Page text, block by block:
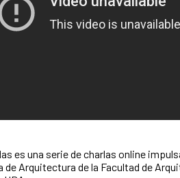
es una serie de charlas online
de Arquitectura de la Facultad de